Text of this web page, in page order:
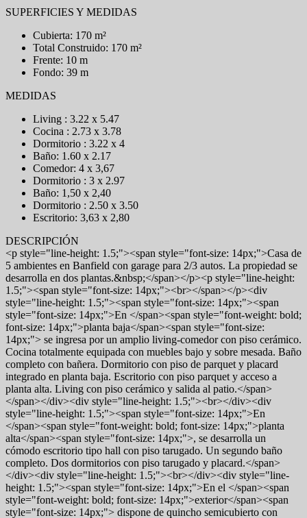
SUPERFICIES Y MEDIDAS
Cubierta: 170 m²
Total Construido: 170 m²
Frente: 10 m
Fondo: 39 m
MEDIDAS
Living : 3.22 x 5.47
Cocina : 2.73 x 3.78
Dormitorio : 3.22 x 4
Baño: 1.60 x 2.17
Comedor: 4 x 3,67
Dormitorio : 3 x 2.97
Baño: 1,50 x 2,40
Dormitorio : 2.50 x 3.50
Escritorio: 3,63 x 2,80
DESCRIPCIÓN
<p style="line-height: 1.5;"><span style="font-size: 14px;">Casa de
5 ambientes en Banfield con garage para 2/3 autos. La propiedad se
desarrolla en dos plantas.&nbsp;</span></p><p style="line-height:
1.5;"><span style="font-size: 14px;"><br></span></p><div
style="line-height: 1.5;"><span style="font-size: 14px;"><span
style="font-size: 14px;">En </span><span style="font-weight: bold;
font-size: 14px;">planta baja</span><span style="font-size:
14px;"> se ingresa por un amplio living-comedor con piso cerámico.
Cocina totalmente equipada con muebles bajo y sobre mesada. Baño
completo con bañera. Dormitorio con piso de parquet y placard
integrado en planta baja. Escritorio con piso parquet y acceso a
planta alta. Living con piso cerámico y salida al patio.</span>
</span></div><div style="line-height: 1.5;"><br></div><div
style="line-height: 1.5;"><span style="font-size: 14px;">En
</span><span style="font-weight: bold; font-size: 14px;">planta
alta</span><span style="font-size: 14px;">, se desarrolla un
cómodo escritorio tipo hall con piso tarugado. Un segundo baño
completo. Dos dormitorios con piso tarugado y placard.</span>
</div><div style="line-height: 1.5;"><br></div><div style="line-
height: 1.5;"><span style="font-size: 14px;">En el </span><span
style="font-weight: bold; font-size: 14px;">exterior</span><span
style="font-size: 14px;"> dispone de quincho semicubierto con